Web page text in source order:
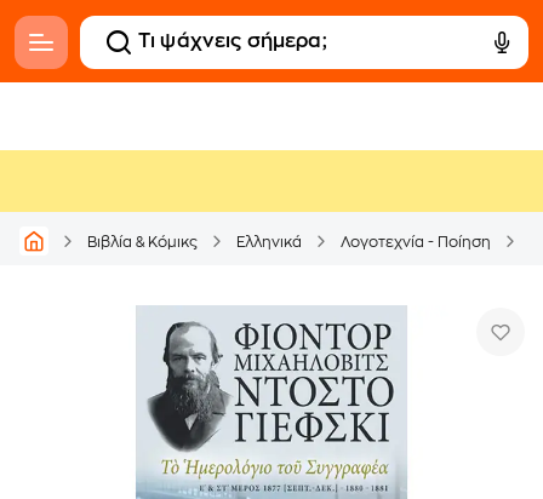
Βιβλία & Κόμικς Ελληνικά Λογοτεχνία - Ποίηση